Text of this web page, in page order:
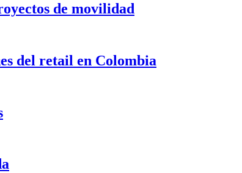
de movilidad
del retail en Colombia